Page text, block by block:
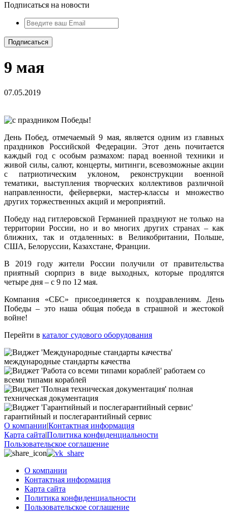
Подписаться на новости
9 мая
07.05.2019
День Побед, отмечаемый 9 мая, является одним из главных
праздников Российской Федерации. Этот день почитается
каждый год с особым размахом: парад военной техники и
живой силы, салют, концерты, митинги, всевозможные акции
с патриотическим уклоном, реконструкции военной
тематики, выступления творческих коллективов различной
направленности, фейерверки, мастер-классы и множество
других торжественных акций и мероприятий.
Победу над гитлеровской Германией празднуют не только на
территории России, но и во многих других странах – как
ближних, так и отдаленных: в Великобритании, Польше,
США, Белоруссии, Казахстане, Франции.
В 2019 году жители России получили от правительства
приятный сюрприз в виде выходных, которые продлятся
четыре дня – с 9 по 12 мая.
Компания «СБС» присоединяется к поздравлениям. День
Победы – это наша общая победа в страшной и жестокой
войне!
Перейти в каталог судового оборудования
международные стандарты качества
работаем со
всеми типами кораблей
полная
техническая документация
гарантийный и послегарантийный сервис
О компании|Контактная информация
Карта сайта|Политика конфиденциальности
Пользовательское соглашение
О компании
Контактная информация
Карта сайта
Политика конфиденциальности
Пользовательское соглашение